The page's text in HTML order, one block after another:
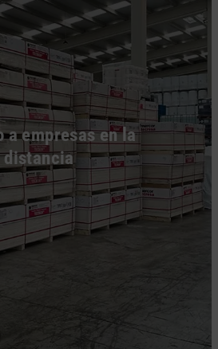
a empresas en la
distancia